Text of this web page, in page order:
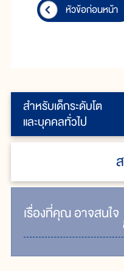
สำหรับเด็กระดับโต
และบุคคลทั่วไป
เรื่ิองที่คุณอาจสนใจ
หัวข้อก่อนหน้า